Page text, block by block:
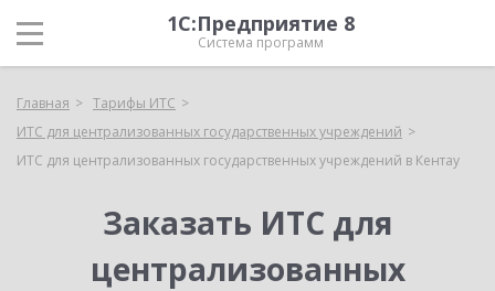
1С:Предприятие 8
Система программ
Главная
Тарифы ИТС
ИТС для централизованных государственных учреждений
ИТС для централизованных государственных учреждений в Кентау
Заказать ИТС для
централизованных